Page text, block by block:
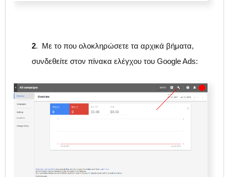
2. Με το που ολοκληρώσετε τα αρχικά βήματα,
συνδεθείτε στον πίνακα ελέγχου του Google Ads: